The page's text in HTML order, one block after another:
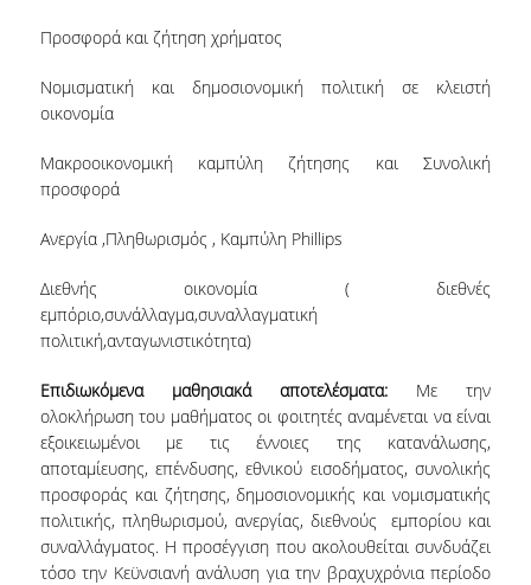
ΑΝΑΛΥΤΙΚΗ ΠΑΡΟΥΣΙΑΣΗ ΜΑΘΗΜΑΤΩΝ
ΠΡΑΚΤΙΚΗ ΑΣΚΗΣΗ
Η ΖΩΗ ΣΤΟ ΤΜΗΜΑ
ΚΑΤΑΤΑΚΤΗΡΙΕΣ ΕΞΕΤΑΣΕΙΣ
ΔΙΑΔΙΚΑΣΙΕΣ ΦΟΙΤΗΣΗΣ
ΑΠΑΛΛΑΓΗ ΑΠΟ ΜΑΘΗΜΑΤΑ ΞΕΝΗΣ ΓΛΩΣΣΑΣ
ΠΛΗΡΟΥΣ ΦΟΙΤΗΣΗΣ
ΜΕΡΙΚΗΣ ΦΟΙΤΗΣΗΣ
ΔΙΔΑΚΤΟΡΙΚΟ ΠΡΟΓΡΑΜΜΑ
ΔΙΑΣΦΑΛΙΣΗ ΠΟΙΟΤΗΤΑΣ
Προσφορά και ζήτηση χρήματος
Νομισματική και δημοσιονομική πολιτική σε κλειστή
οικονομία
Μακροοικονομική καμπύλη ζήτησης και Συνολική
προσφορά
Ανεργία ,Πληθωρισμός , Καμπύλη Phillips
Διεθνής οικονομία ( διεθνές
εμπόριο,συνάλλαγμα,συναλλαγματική
πολιτική,ανταγωνιστικότητα)
Επιδιωκόμενα μαθησιακά αποτελέσματα: Με την
ολοκλήρωση του μαθήματος οι φοιτητές αναμένεται να είναι
εξοικειωμένοι με τις έννοιες της κατανάλωσης,
αποταμίευσης, επένδυσης, εθνικού εισοδήματος, συνολικής
προσφοράς και ζήτησης, δημοσιονομικής και νομισματικής
πολιτικής, πληθωρισμού, ανεργίας, διεθνούς εμπορίου και
συναλλάγματος. Η προσέγγιση που ακολουθείται συνδυάζει
τόσο την Κεϋνσιανή ανάλυση για την βραχυχρόνια περίοδο